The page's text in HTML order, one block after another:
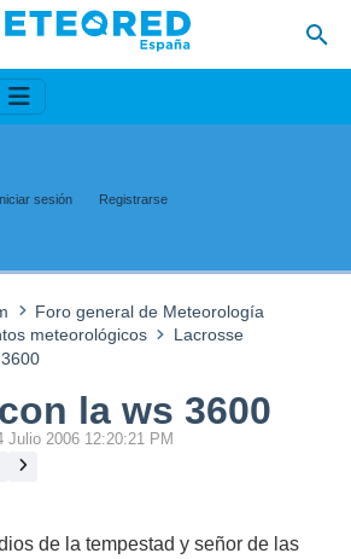
sesión Registrarse
Foro general de Meteorología
meteorológicos
Lacrosse
la ws 3600
Julio 2006 12:20:21 PM
de la tempestad y señor de las